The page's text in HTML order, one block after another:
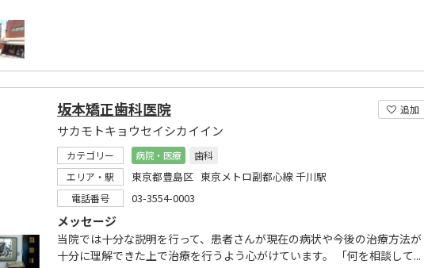
追加
坂本矯正歯科医院
サカモトキョウセイシカイイン
カテゴリー 病院・医療
歯科
エリア・駅
東京都豊島区 東京メトロ副都心線 千川駅
電話番号 03-3554-0003
メッセージ
当院では十分な説明を行って、患者さんが現在の病状や今後の治療方法が
十分に理解できた上で治療を行うよう心がけています。 「何を相談して...